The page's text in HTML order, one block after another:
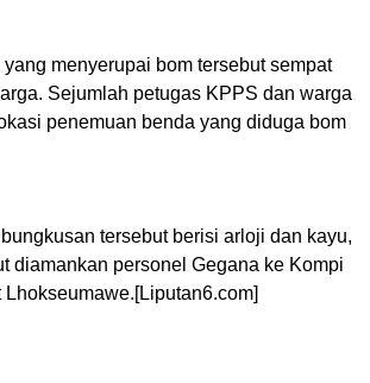
menyerupai bom tersebut sempat
Sejumlah petugas KPPS dan warga
penemuan benda yang diduga bom
tersebut berisi arloji dan kayu,
diamankan personel Gegana ke Kompi